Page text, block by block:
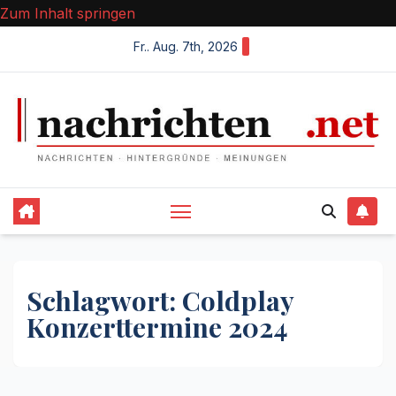
Zum Inhalt springen
Fr.. Aug. 7th, 2026
Schlagwort: Coldplay
Konzerttermine 2024